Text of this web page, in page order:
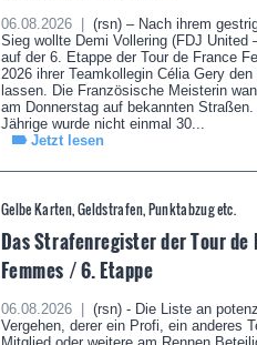
06.08.2026 |
(rsn) – Nach ihrem
Sieg wollte Demi Vollering (FDJ United
auf der 6. Etappe der Tour de France
2026 ihrer Teamkollegin Célia Gery den
lassen. Die Französische Meisterin
am Donnerstag auf bekannten Straßen.
Jährige wurde nicht einmal 30...
Jetzt lesen
Gelbe Karten, Geldstrafen, Punktabzug etc.
Das Strafenregister der Tour de
Femmes / 6. Etappe
06.08.2026 |
(rsn) - Die Liste an
Vergehen, derer ein Profi, ein anderes